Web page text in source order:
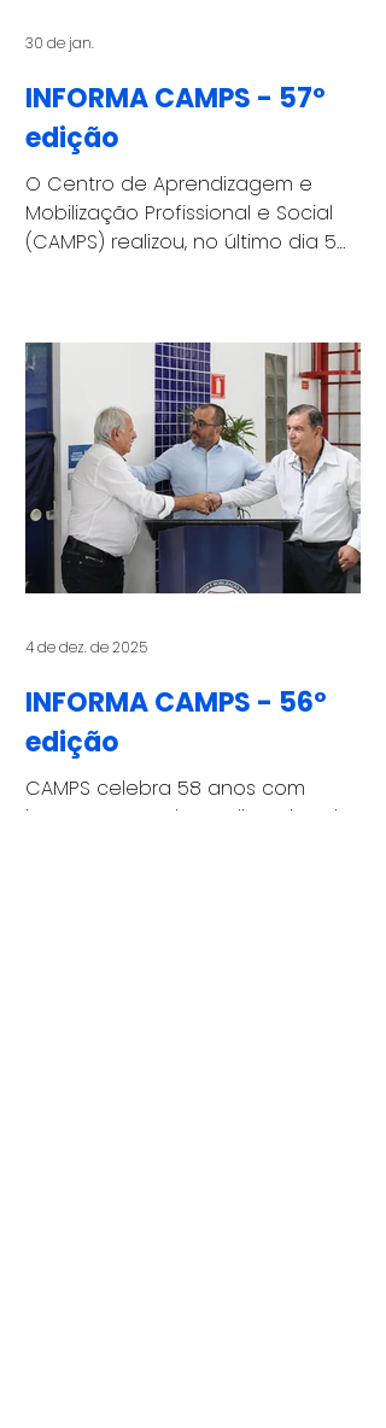
INFORMA CAMPS - 57º
edição
O Centro de Aprendizagem e
Mobilização Profissional e Social
(CAMPS) realizou, no último dia 5
CapacitaCE. A cerimônia, que
aconteceu na sede da instituição,
na Vila Matias, reuniu 377
formandos, além de familiares,
empresários, autoridades, ex-
aprendizes e diretores do CAMPS.
O paraninfo homenageado desta
edição foi Mauro Sammarco,
presidente da Associação
30 de jan.
INFORMA CAMPS - 56º
edição
CAMPS celebra 58 anos com
inaugurações do Studio Hair e do
4 de dez. de 2025